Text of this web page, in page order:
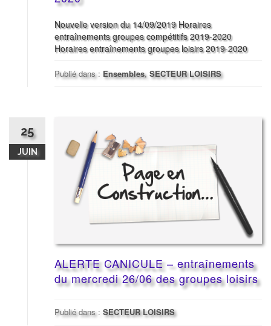
Nouvelle version du 14/09/2019 Horaires
entraînements groupes compétitifs 2019-2020
Horaires entraînements groupes loisirs 2019-2020
Publié dans : Ensembles, SECTEUR LOISIRS
25
JUIN
ALERTE CANICULE – entraînements
du mercredi 26/06 des groupes loisirs
Publié dans : SECTEUR LOISIRS